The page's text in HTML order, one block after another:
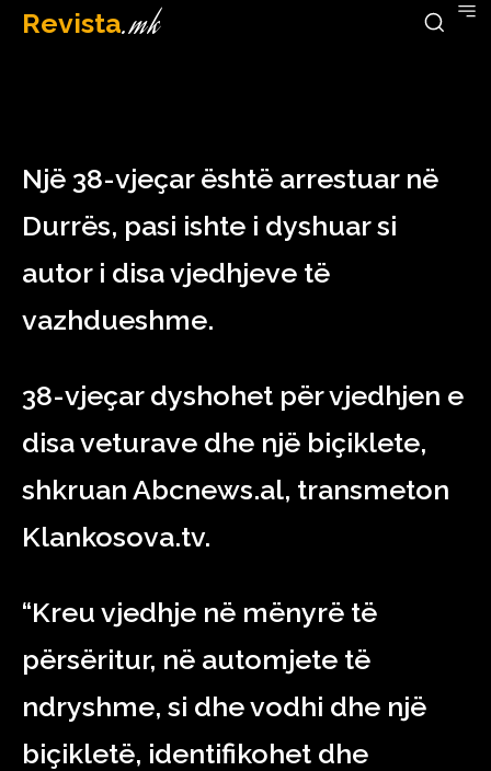
Revista.mk
February 18, 2023
Një 38-vjeçar është arrestuar në
Durrës, pasi ishte i dyshuar si
autor i disa vjedhjeve të
vazhdueshme.
38-vjeçar dyshohet për vjedhjen e
disa veturave dhe një biçiklete,
shkruan Abcnews.al, transmeton
Klankosova.tv.
“Kreu vjedhje në mënyrë të
përsëritur, në automjete të
ndryshme, si dhe vodhi dhe një
biçikletë, identifikohet dhe